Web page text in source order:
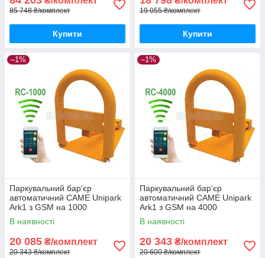
85 748 ₴/комплект
Купити
19 055 ₴/комплект
Купити
–1%
Паркувальний бар'єр
автоматичний CAME Unipark
Ark1 з GSM на 1000
абонентів
В наявності
20 085 ₴/комплект
20 343 ₴/комплект
–1%
Паркувальний бар'єр
автоматичний CAME Unipark
Ark1 з GSM на 4000
абонентів
В наявності
20 343 ₴/комплект
20 600 ₴/комплект